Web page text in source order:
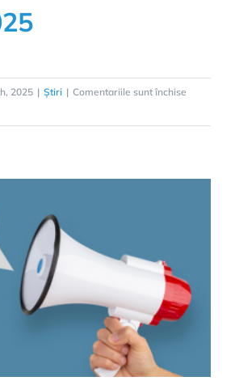
2025 | Știri | Comentariile sunt închise
PUBLIC-